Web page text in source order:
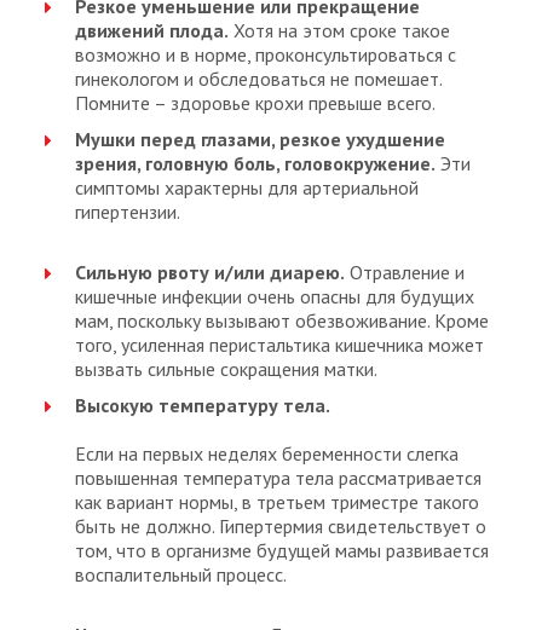
Резкое уменьшение или прекращение
движений плода. Хотя на этом сроке такое
возможно и в норме, проконсультироваться с
гинекологом и обследоваться не помешает.
Помните – здоровье крохи превыше всего.
Мушки перед глазами, резкое ухудшение
зрения, головную боль, головокружение. Эти
симптомы характерны для артериальной
гипертензии.
Сильную рвоту и/или диарею. Отравление и
кишечные инфекции очень опасны для будущих
мам, поскольку вызывают обезвоживание. Кроме
того, усиленная перистальтика кишечника может
вызвать сильные сокращения матки.
Высокую температуру тела.
Если на первых неделях беременности слегка
повышенная температура тела рассматривается
как вариант нормы, в третьем триместре такого
быть не должно. Гипертермия свидетельствует о
том, что в организме будущей мамы развивается
воспалительный процесс.